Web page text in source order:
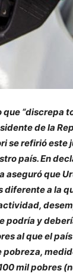
“discrepa
de la
se refirió este
país. En
que
a la
podría y
al que el
mil pobres